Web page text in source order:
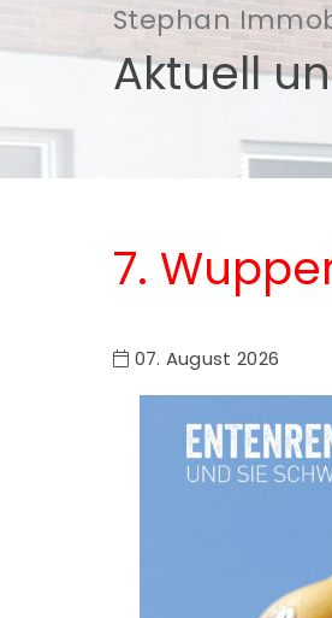
Stephan
Aktuell
7.
07. August 2026